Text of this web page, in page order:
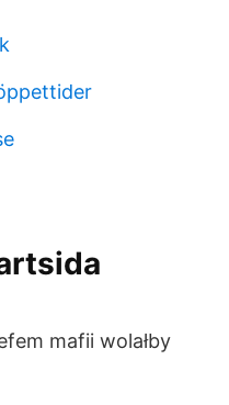
mafii wolałby